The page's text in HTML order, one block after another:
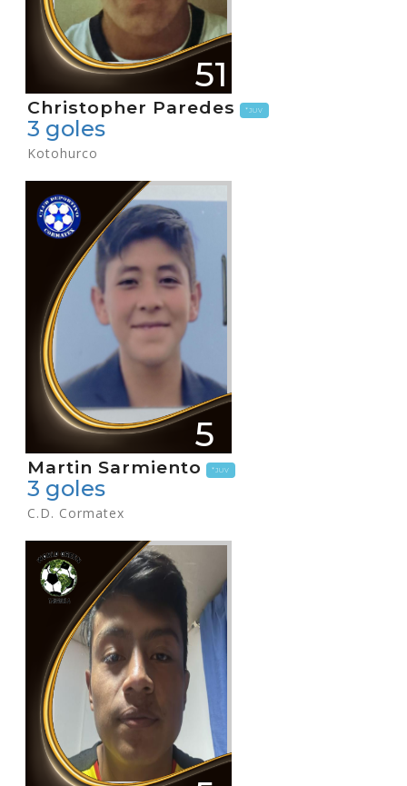
51
Christopher Paredes *JUV
3 goles
Kotohurco
5
Martin Sarmiento *JUV
3 goles
C.D. Cormatex